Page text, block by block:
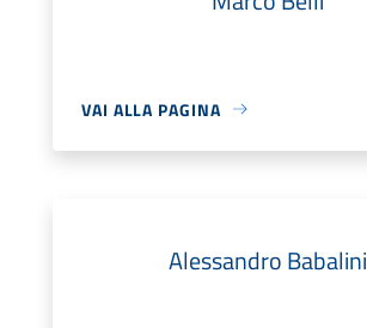
VAI ALLA PAGINA
Alessandro Babalini